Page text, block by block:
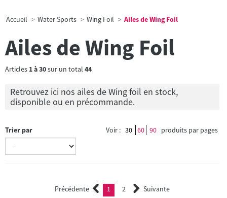
Accueil Water Sports Wing Foil Ailes de Wing Foil
Ailes de Wing Foil
Articles 1à30sur un total 44
Retrouvez ici nos ailes de Wing foil en stock,
disponible ou en précommande.
Trier par Voir : 30 60 90 produits par pages
Précédente 1 (current)
2 Suivante